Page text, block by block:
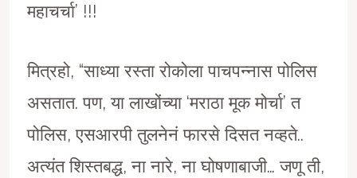
महाचर्चा’ !!!
मित्रहो, “साध्या रस्ता रोकोला पाचपन्नास पोलिस
असतात. पण, या लाखोंच्या ‘मराठा मूक मोर्चा’ त
पोलिस, एसआरपी तुलनेनं फारसे दिसत नव्हते..
अत्यंत शिस्तबद्ध, ना नारे, ना घोषणाबाजी… जणू ती,